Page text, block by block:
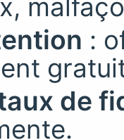
:
de